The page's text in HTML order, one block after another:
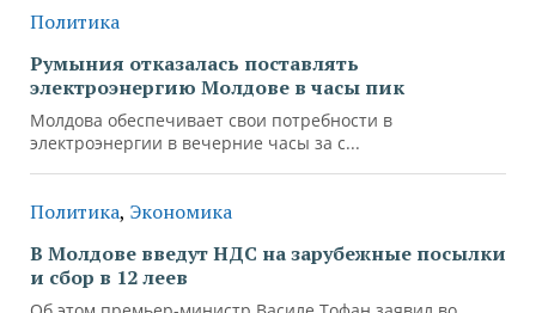
Политика
Румыния отказалась поставлять
электроэнергию Молдове в часы пик
Молдова обеспечивает свои потребности в
электроэнергии в вечерние часы за с...
Политика, Экономика
В Молдове введут НДС на зарубежные посылки
и сбор в 12 леев